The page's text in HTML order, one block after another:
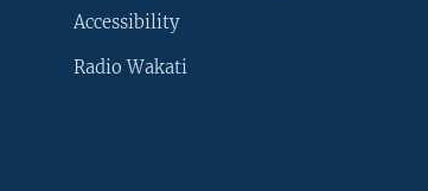
Accessibility
Radio Wakati